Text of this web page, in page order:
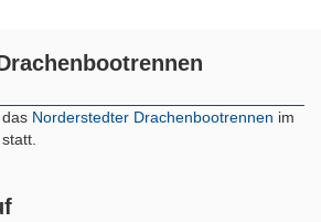
Norderstedter Drachenbootrennen im